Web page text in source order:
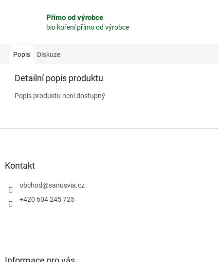
Přímo od výrobce
bio koření přímo od výrobce
Popis Diskuze
Detailní popis produktu
Popis produktu není dostupný
Kontakt
obchod@sanusvia.cz
+420 604 245 725